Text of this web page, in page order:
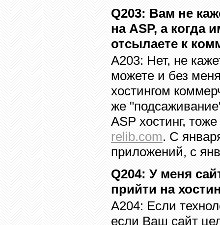
Q203: Вам не
на ASP, а когда
отсылаете к
A203: Нет, не
можете и без
хостингом
же
ASP хостинг,
relib.com. С
приложений, с
Q204: У меня
прийти на
A204: Если
если Ваш сайт